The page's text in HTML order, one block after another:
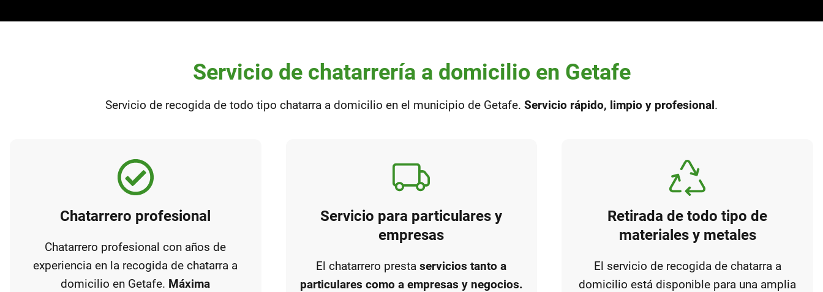
Servicio de chatarrería a domicilio en Getafe
Servicio de recogida de todo tipo chatarra a domicilio en el municipio de Getafe. Servicio rápido, limpio y profesional.
Chatarrero profesional
Chatarrero profesional con años de
experiencia en la recogida de chatarra a
domicilio en Getafe. Máxima
Servicio para particulares y
empresas
El chatarrero prestaservicios tanto a
particulares como a empresas y negocios.
Retirada de todo tipo de
materiales y metales
El servicio de recogida de chatarra a
domicilio está disponible para una amplia